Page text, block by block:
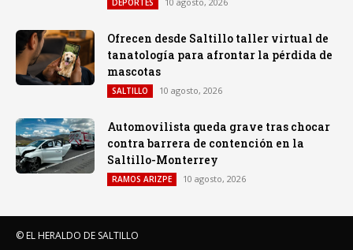
DEPORTES
Ofrecen desde Saltillo taller virtual de
tanatología para afrontar la pérdida de
mascotas
SALTILLO 10 agosto, 2026
Automovilista queda grave tras chocar
contra barrera de contención en la
Saltillo-Monterrey
RAMOS ARIZPE 10 agosto, 2026
© EL HERALDO DE SALTILLO